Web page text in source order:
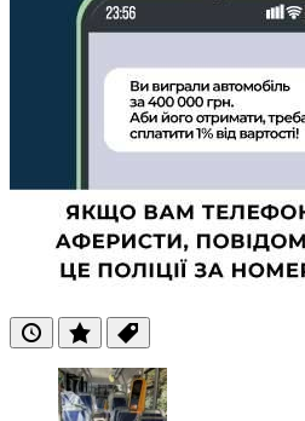
ОстанніПопулярні
Теги